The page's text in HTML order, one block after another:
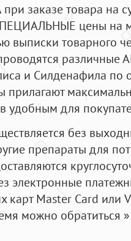
при заказе товара на
цены на
выписки товарного
и Силденафила по
удобным для
без
препараты для
электронные
карт Master Card или
можно обратиться